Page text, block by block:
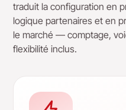
traduit la configuration en
logique partenaires et en
le marché — comptage,
flexibilité inclus.